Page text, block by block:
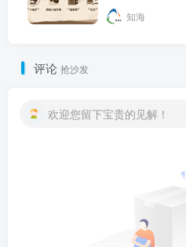
知海
评论 抢沙发
欢迎您留下宝贵的见解！